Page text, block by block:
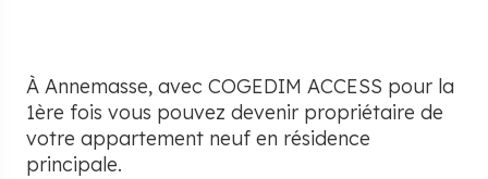
À Annemasse, avec COGEDIM ACCESS pour la
1ère fois vous pouvez devenir propriétaire de
votre appartement neuf en résidence
principale.